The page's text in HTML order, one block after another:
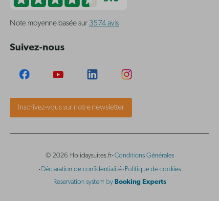
Note moyenne basée sur 3574 avis
Suivez-nous
Inscrivez-vous sur notre newsletter
© 2026 Holidaysuites.fr·Conditions Générales
· Déclaration de confidentialité· Politique de cookies
Reservation system by Booking Experts